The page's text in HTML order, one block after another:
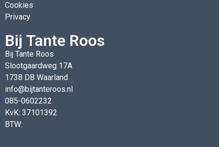
Cookies
Privacy
Bij Tante Roos
Bij Tante Roos
Slootgaardweg 17A
1738 DB Waarland
info@bijtanteroos.nl
085-0602232
KvK: 37101392
BTW: